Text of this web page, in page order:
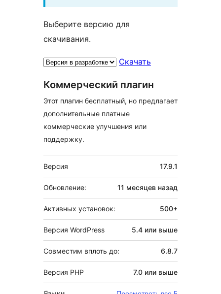
Выберите версию для
скачивания.
Скачать
Коммерческий плагин
Этот плагин бесплатный, но предлагает
дополнительные платные
коммерческие улучшения или
поддержку.
Мета
Версия 17.9.1
Обновление: 11 месяцев назад
Активных установок: 500+
Версия WordPress 5.4 или выше
Совместим вплоть до: 6.8.7
Версия PHP 7.0 или выше